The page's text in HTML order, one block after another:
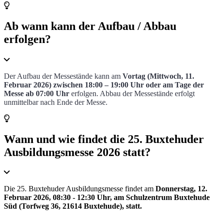
Ab wann kann der Aufbau / Abbau
erfolgen?
Der Aufbau der Messestände kann am Vortag (Mittwoch, 11.
Februar 2026) zwischen 18:00 – 19:00 Uhr oder am Tage der
Messe ab 07:00 Uhr erfolgen. Abbau der Messestände erfolgt
unmittelbar nach Ende der Messe.
Wann und wie findet die 25. Buxtehuder
Ausbildungsmesse 2026 statt?
Die 25. Buxtehuder Ausbildungsmesse findet am Donnerstag, 12.
Februar 2026, 08:30 - 12:30 Uhr, am Schulzentrum Buxtehude
Süd (Torfweg 36, 21614 Buxtehude), statt.